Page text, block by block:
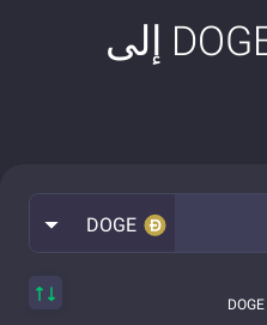
التبادل الفوري DOGE إلى
DOGE